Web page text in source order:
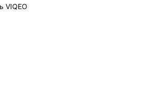
VIQEO